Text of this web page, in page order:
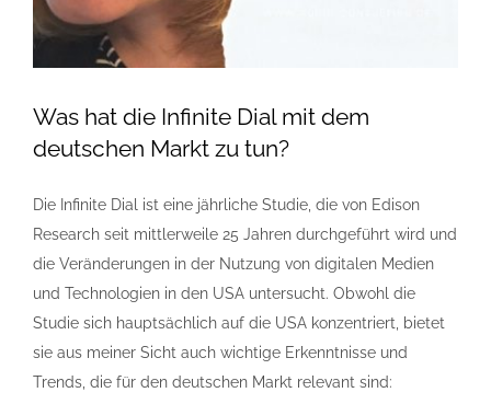
Was hat die Infinite Dial mit dem
deutschen Markt zu tun?
Die Infinite Dial ist eine jährliche Studie, die von Edison
Research seit mittlerweile 25 Jahren durchgeführt wird und
die Veränderungen in der Nutzung von digitalen Medien
und Technologien in den USA untersucht. Obwohl die
Studie sich hauptsächlich auf die USA konzentriert, bietet
sie aus meiner Sicht auch wichtige Erkenntnisse und
Trends, die für den deutschen Markt relevant sind: